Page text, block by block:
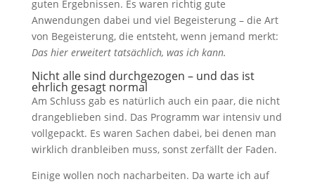
guten Ergebnissen. Es waren richtig gute
Anwendungen dabei und viel Begeisterung – die Art
von Begeisterung, die entsteht, wenn jemand merkt:
Das hier erweitert tatsächlich, was ich kann.
Nicht alle sind durchgezogen – und das ist
ehrlich gesagt normal
Am Schluss gab es natürlich auch ein paar, die nicht
drangeblieben sind. Das Programm war intensiv und
vollgepackt. Es waren Sachen dabei, bei denen man
wirklich dranbleiben muss, sonst zerfällt der Faden.
Einige wollen noch nacharbeiten. Da warte ich auf